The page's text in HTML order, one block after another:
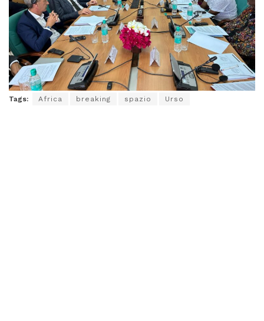
Tags: Africa breaking spazio Urso